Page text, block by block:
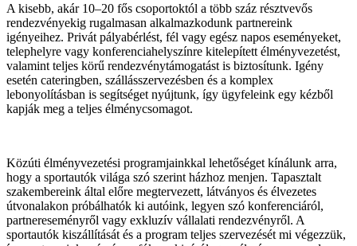
A kisebb, akár 10–20 fős csoportoktól a több száz résztvevős
rendezvényekig rugalmasan alkalmazkodunk partnereink
igényeihez. Privát pályabérlést, fél vagy egész napos eseményeket,
telephelyre vagy konferenciahelyszínre kitelepített élményvezetést,
valamint teljes körű rendezvénytámogatást is biztosítunk. Igény
esetén cateringben, szállásszervezésben és a komplex
lebonyolításban is segítséget nyújtunk, így ügyfeleink egy kézből
kapják meg a teljes élménycsomagot.
Közúti élményvezetési programjainkkal lehetőséget kínálunk arra,
hogy a sportautók világa szó szerint házhoz menjen. Tapasztalt
szakembereink által előre megtervezett, látványos és élvezetes
útvonalakon próbálhatók ki autóink, legyen szó konferenciáról,
partnereseményről vagy exkluzív vállalati rendezvényről. A
sportautók kiszállítását és a program teljes szervezését mi végezzük,